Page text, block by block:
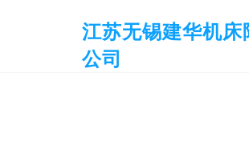
江苏无锡建华机床
公司